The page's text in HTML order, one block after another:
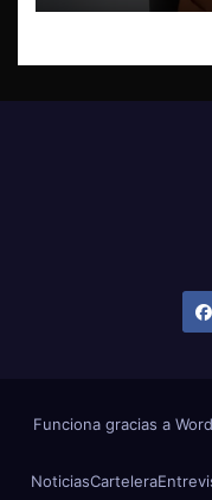
Funciona gracias a
NoticiasCartelera